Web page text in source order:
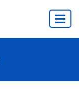
MENU